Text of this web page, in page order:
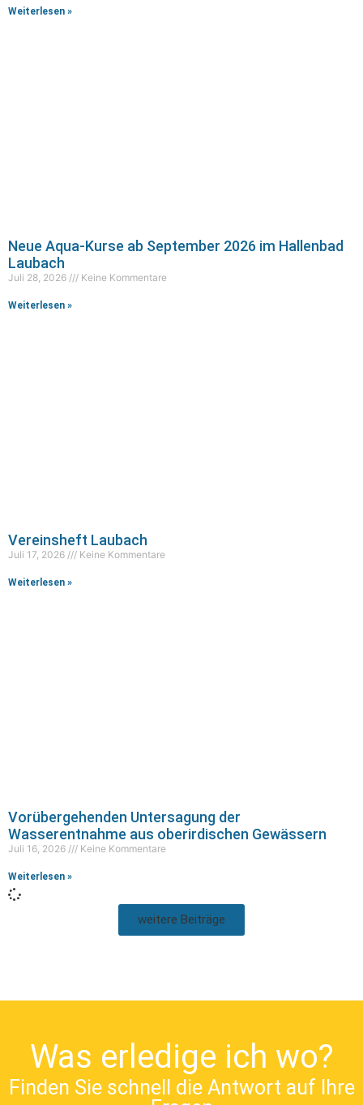
Weiterlesen »
Neue Aqua-Kurse ab September 2026 im Hallenbad
Laubach
Juli 28, 2026 Keine Kommentare
Weiterlesen »
Vereinsheft Laubach
Juli 17, 2026 Keine Kommentare
Weiterlesen »
Vorübergehenden Untersagung der
Wasserentnahme aus oberirdischen Gewässern
Juli 16, 2026 Keine Kommentare
Weiterlesen »
weitere Beiträge
Was erledige ich wo?
Finden Sie schnell die Antwort auf Ihre